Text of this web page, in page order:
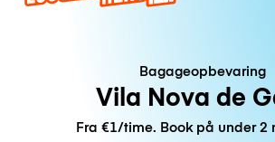
Bagageopbevaring
Vila Nova de
Fra €1/time. Book på under 2